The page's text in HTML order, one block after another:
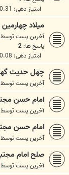
امتیاز دهی: 0.31%
میلاد
آخرین پست توسط
پاسخ ها: 2
امتیاز دهی: 0.08%
چهل حديث
آخرین پست توسط
امام حسن
آخرین پست توسط
امام حسن
آخرین پست توسط
صلح امام
آخرین پست توسط